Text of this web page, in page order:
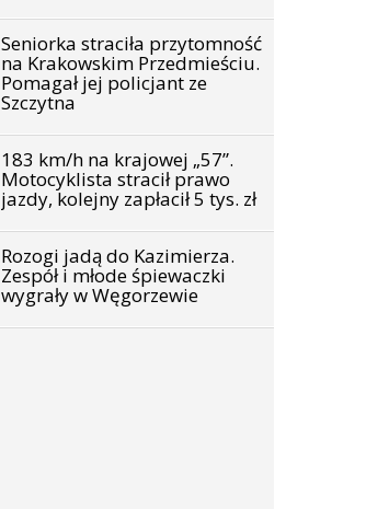
Seniorka straciła przytomność
na Krakowskim Przedmieściu.
Pomagał jej policjant ze
Szczytna
183 km/h na krajowej „57”.
Motocyklista stracił prawo
jazdy, kolejny zapłacił 5 tys. zł
Rozogi jadą do Kazimierza.
Zespół i młode śpiewaczki
wygrały w Węgorzewie